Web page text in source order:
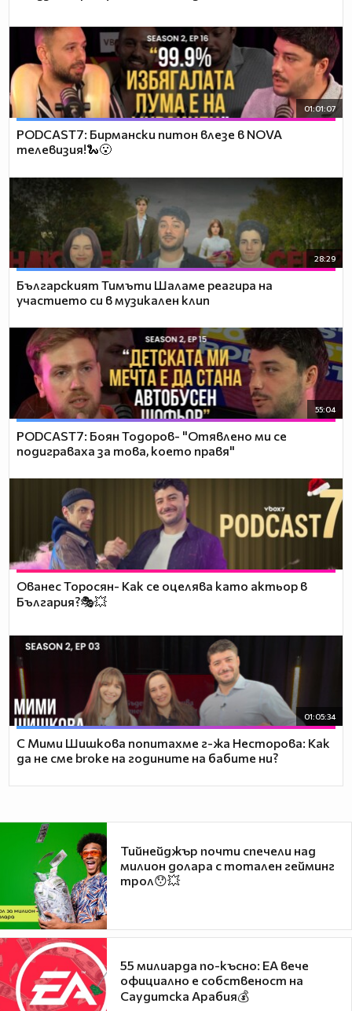
01:01:07
PODCAST7: Бирмански питон влезе в NOVA
телевизия!🐍😮
28:29
Българският Тимъти Шаламе реагира на
участието си в музикален клип
55:04
PODCAST7: ‪Боян Тодоров- "Отявлено ми се
подиграваха за това, което правя"
Ованес Торосян- Как се оцелява като актьор в
България?🎭💥
01:05:34
С Мими Шишкова попитахме г-жа Несторова: Как
да не сме broke на годините на бабите ни?
Тийнейджър почти спечели над
милион долара с тотален гейминг
трол😯💥
55 милиарда по-късно: EA вече
официално е собственост на
Саудитска Арабия💰